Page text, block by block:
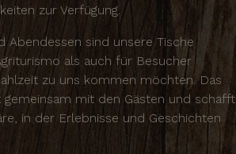
zur Verfügung.
Abendessen sind unsere Tische
als auch für Besucher
zu uns kommen möchten. Das
mit den Gästen und schafft
in der Erlebnisse und Geschichten